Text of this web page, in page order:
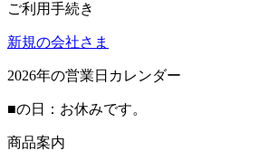
ご利用手続き
新規の会社さま
2026年の営業日カレンダー
■の日：お休みです。
商品案内